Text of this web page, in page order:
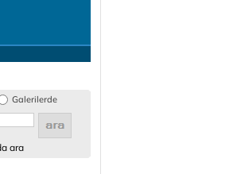
Galerilerde
ara